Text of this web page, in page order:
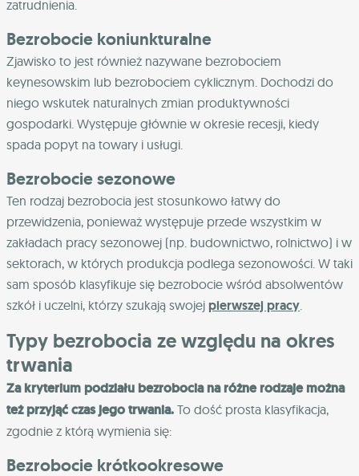
zatrudnienia.
Bezrobocie koniunkturalne
Zjawisko to jest również nazywane bezrobociem
keynesowskim lub bezrobociem cyklicznym. Dochodzi do
niego wskutek naturalnych zmian produktywności
gospodarki. Występuje głównie w okresie recesji, kiedy
spada popyt na towary i usługi.
Bezrobocie sezonowe
Ten rodzaj bezrobocia jest stosunkowo łatwy do
przewidzenia, ponieważ występuje przede wszystkim w
zakładach pracy sezonowej (np. budownictwo, rolnictwo) i w
sektorach, w których produkcja podlega sezonowości. W taki
sam sposób klasyfikuje się bezrobocie wśród absolwentów
szkół i uczelni, którzy szukają swojej pierwszej pracy.
Typy bezrobocia ze względu na okres
trwania
Za kryterium podziału bezrobocia na różne rodzaje można
też przyjąć czas jego trwania. To dość prosta klasyfikacja,
zgodnie z którą wymienia się:
Bezrobocie krótkookresowe